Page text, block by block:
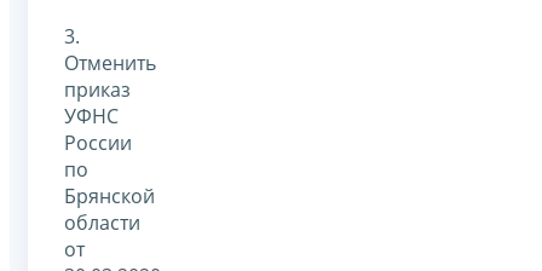
3.
Отменить
приказ
УФНС
России
по
Брянской
области
от